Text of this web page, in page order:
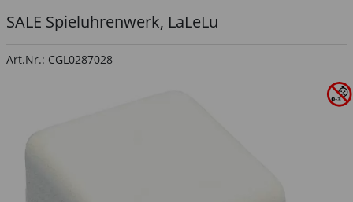
SALE Spieluhrenwerk, LaLeLu
Art.Nr.: CGL0287028